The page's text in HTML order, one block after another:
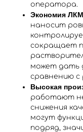
оператора.
Экономия
наносит
сокращает
может дать
сравнению с
Высокая
работают
снижения
могут
подряд,